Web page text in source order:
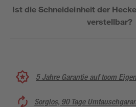
Ist die Schneideinheit der
verstellbar?
5 Jahre Garantie auf toom
Sorglos, 90 Tage